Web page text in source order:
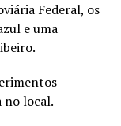
Federal, os
e uma
no local.